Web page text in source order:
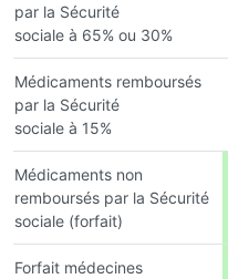
par la Sécurité
sociale à 65% ou 30%
Médicaments remboursés
par la Sécurité
sociale à 15%
Médicaments non
remboursés par la Sécurité
sociale (forfait)
Forfait médecines